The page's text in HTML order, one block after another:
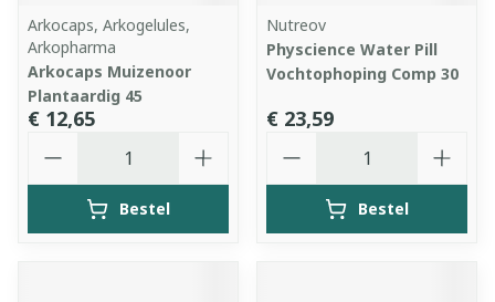
Arkocaps, Arkogelules,
Arkopharma
Arkocaps Muizenoor
Plantaardig 45
€ 12,65
Bestel
Nutreov
Physcience Water Pill
Vochtophoping Comp 30
€ 23,59
Bestel